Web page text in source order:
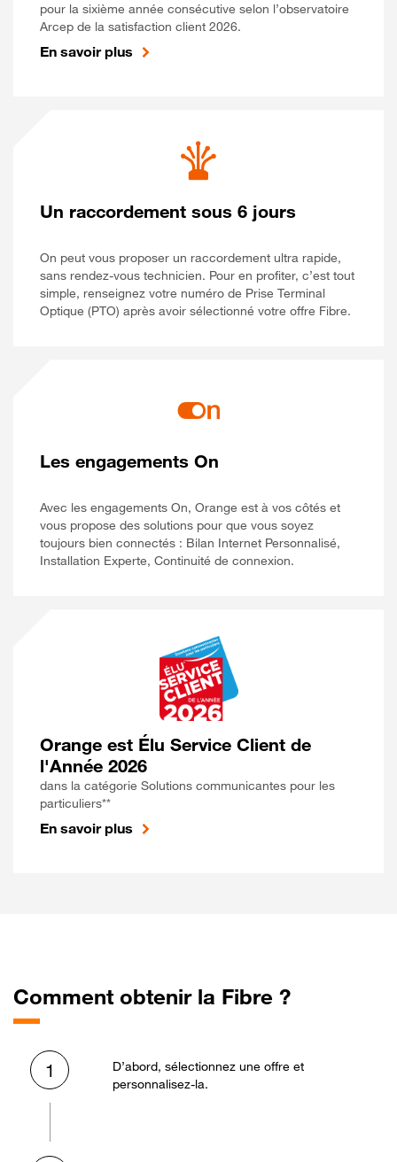
pour la sixième année consécutive selon l’observatoire
Arcep de la satisfaction client 2026.
En savoir plus
Un raccordement sous 6 jours
On peut vous proposer un raccordement ultra rapide,
sans rendez-vous technicien. Pour en profiter, c’est tout
simple, renseignez votre numéro de Prise Terminal
Optique (PTO) après avoir sélectionné votre offre Fibre.
Les engagements On
Avec les engagements On, Orange est à vos côtés et
vous propose des solutions pour que vous soyez
toujours bien connectés : Bilan Internet Personnalisé,
Installation Experte, Continuité de connexion.
Orange est Élu Service Client de
l'Année 2026
dans la catégorie Solutions communicantes pour les
particuliers**
En savoir plus
Comment obtenir la Fibre ?
1
D’abord, sélectionnez une offre et
personnalisez-la.